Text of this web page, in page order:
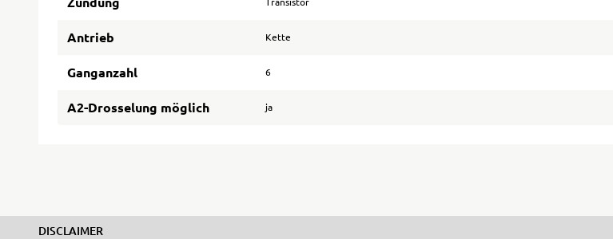
Antrieb Kette
Ganganzahl 6
A2-Drosselung möglich ja
DISCLAIMER